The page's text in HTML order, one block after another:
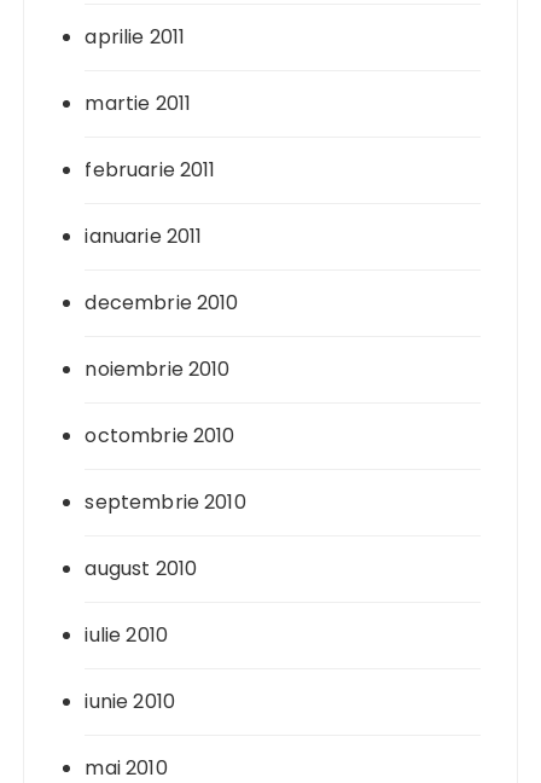
aprilie 2011
martie 2011
februarie 2011
ianuarie 2011
decembrie 2010
noiembrie 2010
octombrie 2010
septembrie 2010
august 2010
iulie 2010
iunie 2010
mai 2010